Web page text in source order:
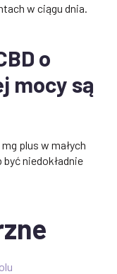
w ciągu dnia.
o
mocy są
plus w małych
niedokładnie